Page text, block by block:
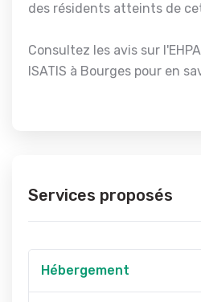
des résidents atteints de
Consultez les avis sur
ISATIS à Bourges pour en
Services proposés
Hébergement